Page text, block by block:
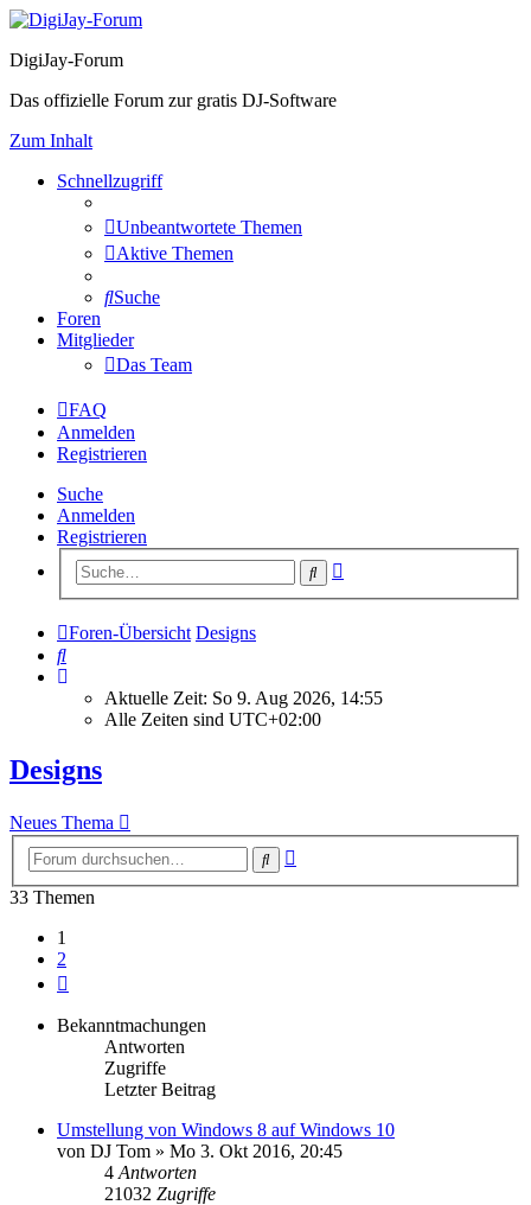
DigiJay-Forum
Das offizielle Forum zur gratis DJ-Software
Zum Inhalt
Schnellzugriff
Unbeantwortete Themen
Aktive Themen
Suche
Foren
Mitglieder
Das Team
FAQ
Anmelden
Registrieren
Suche
Anmelden
Registrieren
Suche
Foren-Übersicht Designs
Suche
Aktuelle Zeit: So 9. Aug 2026, 14:55
Alle Zeiten sind UTC+02:00
Designs
Neues Thema
Suche
33 Themen
1
2
Bekanntmachungen
Antworten
Zugriffe
Letzter Beitrag
Umstellung von Windows 8 auf Windows 10
von DJ Tom » Mo 3. Okt 2016, 20:45
4 Antworten
21032 Zugriffe